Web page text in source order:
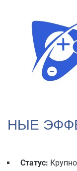
НЫЕ
Статус: